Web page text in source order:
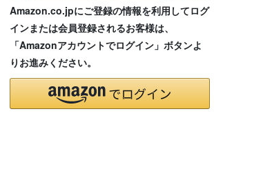
Amazon.co.jpにご登録の情報を利用してログ
インまたは会員登録されるお客様は、
「Amazonアカウントでログイン」ボタンよ
りお進みください。